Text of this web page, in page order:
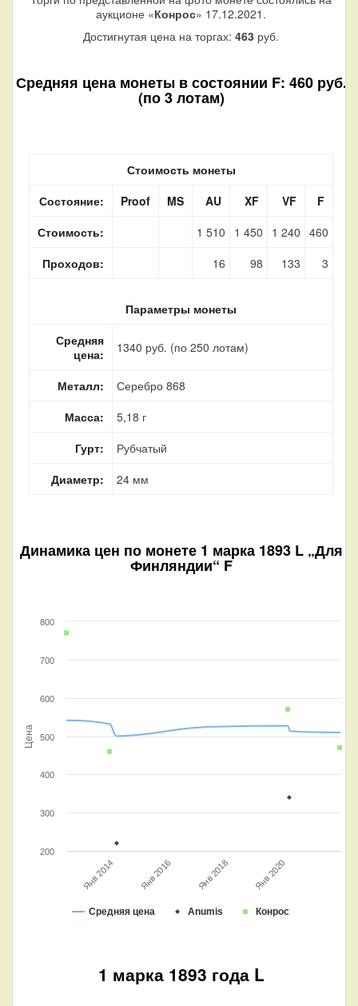
аукционе «Конрос» 17.12.2021.
Достигнутая цена на торгах: 463 руб.
Средняя цена монеты в состоянии F: 460 руб.
(по 3 лотам)
Стоимость монеты
Состояние:
Proof MS AU XF VF
F
Стоимость:
1 510 1 450 1 240 460
Проходов:
16 98 133 3
Параметры монеты
Средняя
цена:
1340 руб. (по 250 лотам)
Металл:
Серебро 868
Масса:
5,18 г
Гурт:
Рубчатый
Диаметр:
24 мм
Динамика цен по монете 1 марка 1893 L „Для
Финляндии“ F
Цена
Средняя цена Anumis Конрос
Янв 2014 Янв 2016 Янв 2018 Янв 2020
200
300
400
500
600
700
800
1 марка 1893 года L